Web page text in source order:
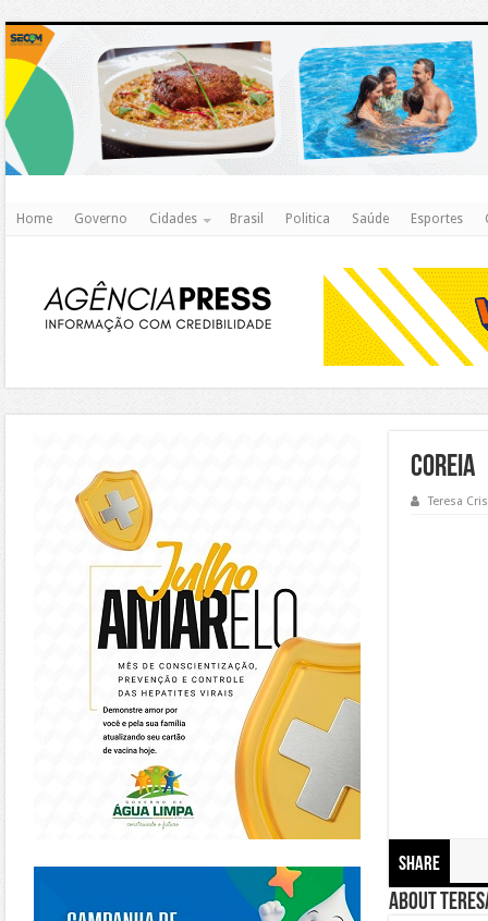
Home Governo Cidades Brasil Politica Saúde Esportes
coreia
Teresa
Share
About
https://piracanjuba.go.gov.br/